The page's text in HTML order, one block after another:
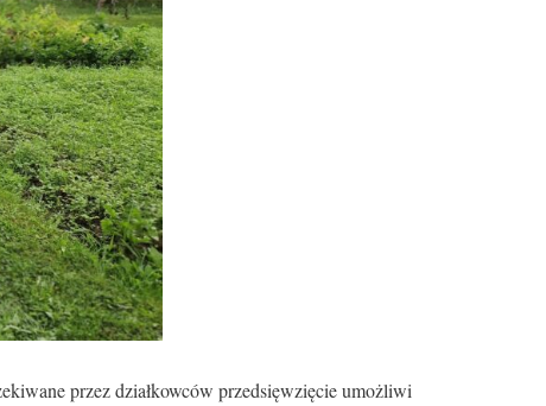
przez działkowców przedsięwzięcie umożliwi